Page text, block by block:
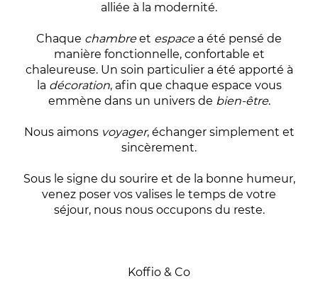
alliée à la modernité.
Chaque chambreet espacea été pensé de
manière fonctionnelle, confortable et
chaleureuse. Un soin particulier a été apporté à
la décoration, afin que chaque espace vous
emmène dans un univers de bien-être.
Nous aimons voyager, échanger simplement et
sincèrement.
Sous le signe du sourire et de la bonne humeur,
venez poser vos valises le temps de votre
séjour, nous nous occupons du reste.
Koffio & Co